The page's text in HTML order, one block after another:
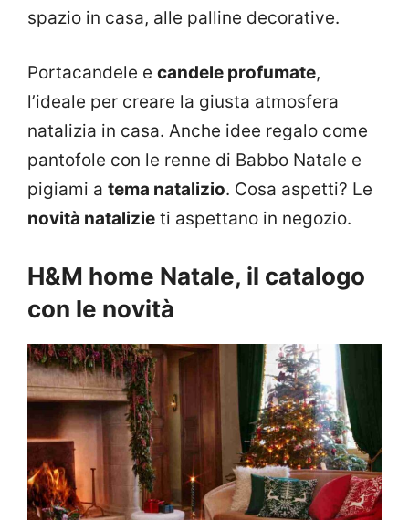
spazio in casa, alle palline decorative.
Portacandele e candele profumate,
l’ideale per creare la giusta atmosfera
natalizia in casa. Anche idee regalo come
pantofole con le renne di Babbo Natale e
pigiami a tema natalizio. Cosa aspetti? Le
novità natalizie ti aspettano in negozio.
H&M home Natale, il catalogo
con le novità